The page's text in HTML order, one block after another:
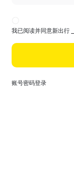
我已阅读并同意新出行
账号密码登录